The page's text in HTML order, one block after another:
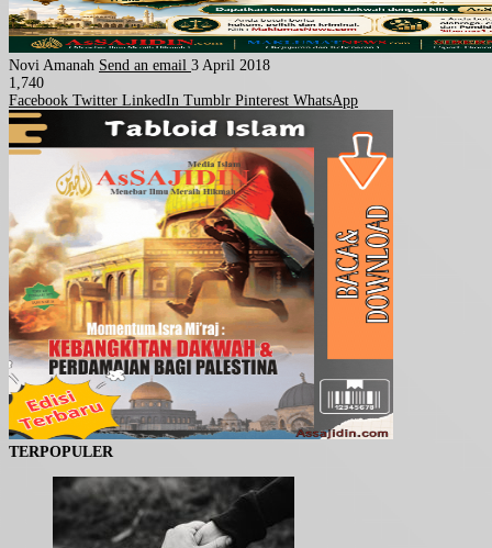
Novi Amanah Send an email 3 April 2018
1,740
Facebook Twitter LinkedIn Tumblr Pinterest WhatsApp
TERPOPULER